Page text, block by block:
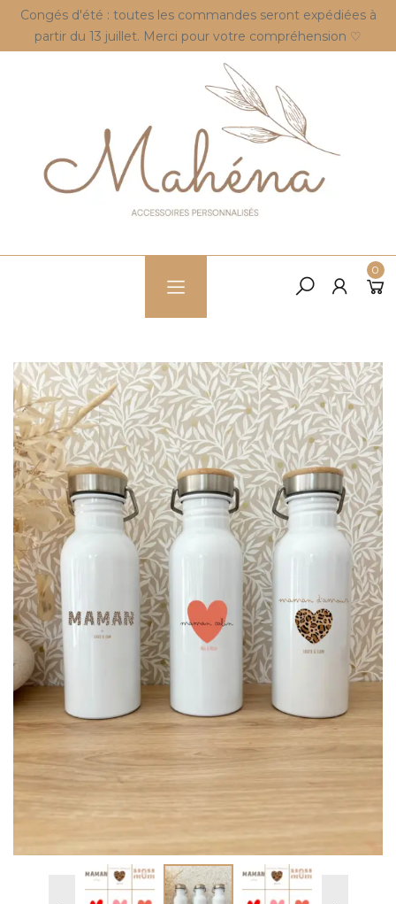
Congés d'été : toutes les commandes seront expédiées à
partir du 13 juillet. Merci pour votre compréhension ♡
0